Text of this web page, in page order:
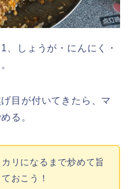
、しょうが・にんにく・
目が付いてきたら、マ
る。
リになるまで炒めて旨
おこう！